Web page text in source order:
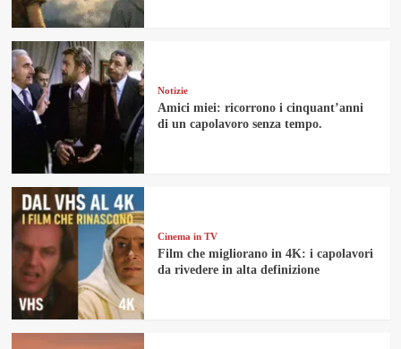
Notizie
Amici miei: ricorrono i cinquant’anni
di un capolavoro senza tempo.
Cinema in TV
Film che migliorano in 4K: i capolavori
da rivedere in alta definizione